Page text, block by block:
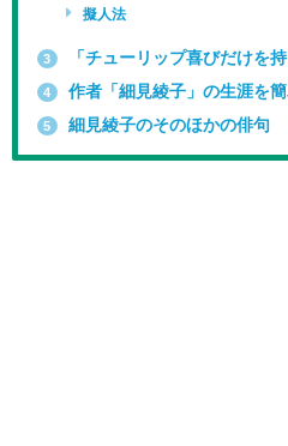
擬人法
3 「チューリップ喜びだけを
4 作者「細見綾子」の生涯を簡
5 細見綾子のそのほかの俳句